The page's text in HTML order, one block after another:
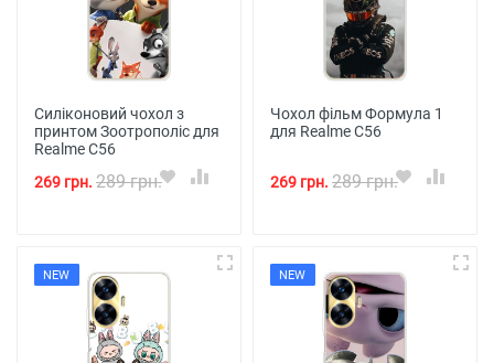
Силіконовий чохол з
принтом Зоотрополіс для
Realme C56
269 грн. 289 грн.
Чохол фільм Формула 1
для Realme C56
269 грн. 289 грн.
NEW NEW